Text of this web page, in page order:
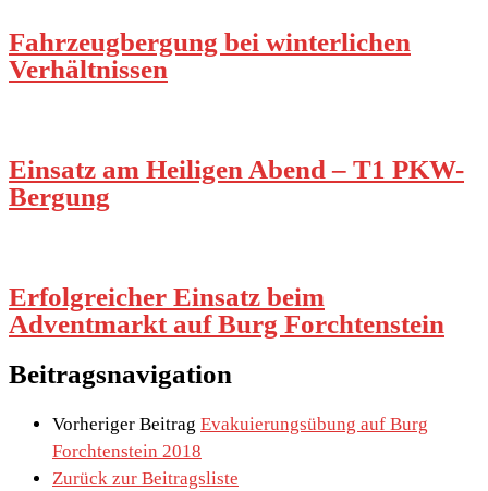
Fahrzeugbergung bei winterlichen
Verhältnissen
Einsatz am Heiligen Abend – T1 PKW-
Bergung
Erfolgreicher Einsatz beim
Adventmarkt auf Burg Forchtenstein
Beitragsnavigation
Vorheriger Beitrag Evakuierungsübung auf Burg
Forchtenstein 2018
Zurück zur Beitragsliste